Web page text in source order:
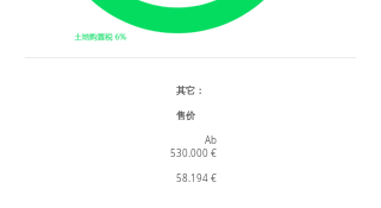
其它：
售价
Ab
530.000 €
58.194 €